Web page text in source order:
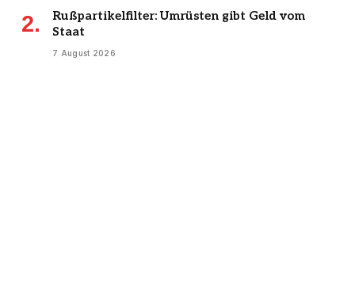
Rußpartikelfilter: Umrüsten gibt Geld vom
Staat
7 August 2026